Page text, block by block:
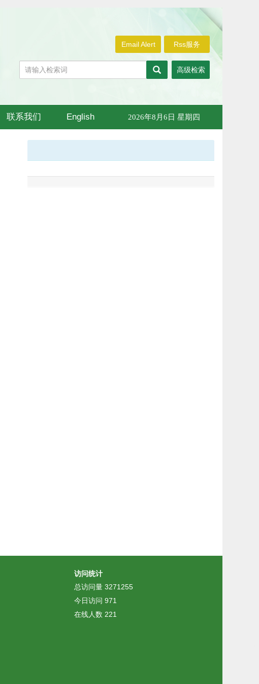
Rss服务
Email Alert
高级检索
联系我们 English 2026年8月6日 星期四
访问统计
总访问量 3271255
今日访问 971
在线人数 221